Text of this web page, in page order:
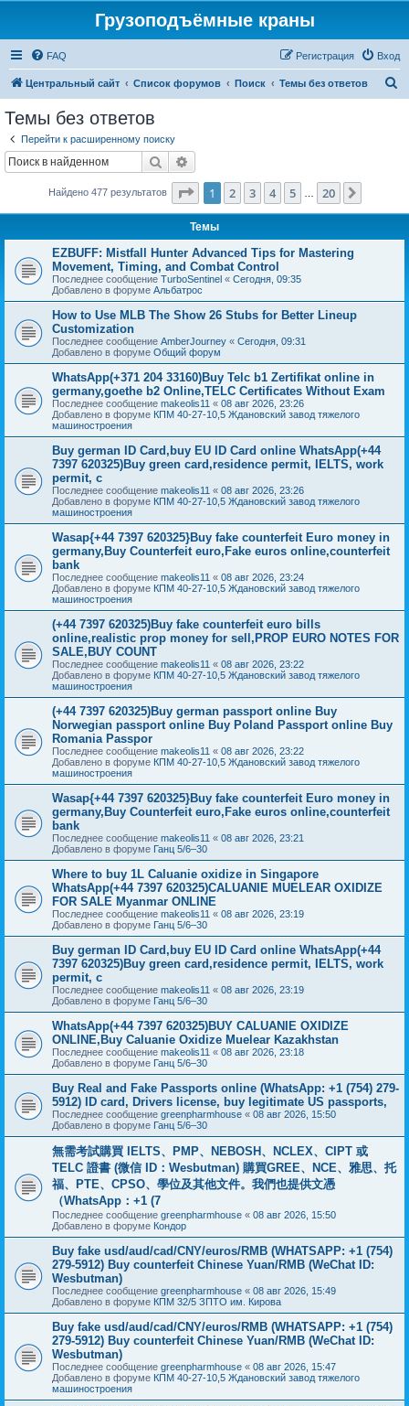
Грузоподъёмные краны
FAQ Вход
Регистрация
Центральный сайт Список форумов Поиск Темы без ответов
Темы без ответов
Перейти к расширенному поиску
Поиск
Найдено 477 результатов Страница из 20
1 2 3 4 5 20
Темы
EZBUFF: Mistfall Hunter Advanced Tips for Mastering
Movement, Timing, and Combat Control
Последнее сообщение TurboSentinel « Сегодня, 09:35
Добавлено в форуме Альбатрос
How to Use MLB The Show 26 Stubs for Better Lineup
Customization
Последнее сообщение AmberJourney « Сегодня, 09:31
Добавлено в форуме Общий форум
WhatsApp(+371 204 33160)Buy Telc b1 Zertifikat online in
germany,goethe b2 Online,TELC Certificates Without Exam
Последнее сообщение makeolis11 « 08 авг 2026, 23:26
Добавлено в форуме КПМ 40-27-10,5 Ждановский завод тяжелого
машиностроения
Buy german ID Card,buy EU ID Card online WhatsApp(+44
7397 620325)Buy green card,residence permit, IELTS, work
permit, c
Последнее сообщение makeolis11 « 08 авг 2026, 23:26
Добавлено в форуме КПМ 40-27-10,5 Ждановский завод тяжелого
машиностроения
Wasap{+44 7397 620325}Buy fake counterfeit Euro money in
germany,Buy Counterfeit euro,Fake euros online,counterfeit
bank
Последнее сообщение makeolis11 « 08 авг 2026, 23:24
Добавлено в форуме КПМ 40-27-10,5 Ждановский завод тяжелого
машиностроения
(+44 7397 620325)Buy fake counterfeit euro bills
online,realistic prop money for sell,PROP EURO NOTES FOR
SALE,BUY COUNT
Последнее сообщение makeolis11 « 08 авг 2026, 23:22
Добавлено в форуме КПМ 40-27-10,5 Ждановский завод тяжелого
машиностроения
(+44 7397 620325)Buy german passport online Buy
Norwegian passport online Buy Poland Passport online Buy
Romania Passpor
Последнее сообщение makeolis11 « 08 авг 2026, 23:22
Добавлено в форуме КПМ 40-27-10,5 Ждановский завод тяжелого
машиностроения
Wasap{+44 7397 620325}Buy fake counterfeit Euro money in
germany,Buy Counterfeit euro,Fake euros online,counterfeit
bank
Последнее сообщение makeolis11 « 08 авг 2026, 23:21
Добавлено в форуме Ганц 5/6–30
Where to buy 1L Caluanie oxidize in Singapore
WhatsApp(+44 7397 620325)CALUANIE MUELEAR OXIDIZE
FOR SALE Myanmar ONLINE
Последнее сообщение makeolis11 « 08 авг 2026, 23:19
Добавлено в форуме Ганц 5/6–30
Buy german ID Card,buy EU ID Card online WhatsApp(+44
7397 620325)Buy green card,residence permit, IELTS, work
permit, c
Последнее сообщение makeolis11 « 08 авг 2026, 23:19
Добавлено в форуме Ганц 5/6–30
WhatsApp(+44 7397 620325)BUY CALUANIE OXIDIZE
ONLINE,Buy Caluanie Oxidize Muelear Kazakhstan
Последнее сообщение makeolis11 « 08 авг 2026, 23:18
Добавлено в форуме Ганц 5/6–30
Buy Real and Fake Passports online (WhatsApp: +1 (754) 279-
5912) ID card, Drivers license, buy legitimate US passports,
Последнее сообщение greenpharmhouse « 08 авг 2026, 15:50
Добавлено в форуме Ганц 5/6–30
無需考試購買 IELTS、PMP、NEBOSH、NCLEX、CIPT 或
TELC 證書 (微信 ID：Wesbutman) 購買GREE、NCE、雅思、托
福、PTE、CPSO、學位及其他文件。我們也提供文憑
（WhatsApp：+1 (7
Последнее сообщение greenpharmhouse « 08 авг 2026, 15:50
Добавлено в форуме Кондор
Buy fake usd/aud/cad/CNY/euros/RMB (WHATSAPP: +1 (754)
279-5912) Buy counterfeit Chinese Yuan/RMB (WeChat ID:
Wesbutman)
Последнее сообщение greenpharmhouse « 08 авг 2026, 15:49
Добавлено в форуме КПМ 32/5 ЗПТО им. Кирова
Buy fake usd/aud/cad/CNY/euros/RMB (WHATSAPP: +1 (754)
279-5912) Buy counterfeit Chinese Yuan/RMB (WeChat ID:
Wesbutman)
Последнее сообщение greenpharmhouse « 08 авг 2026, 15:47
Добавлено в форуме КПМ 40-27-10,5 Ждановский завод тяжелого
машиностроения